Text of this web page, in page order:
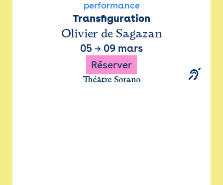
performance
Transfiguration
Olivier de Sagazan
05 → 09 mars
Réserver
Théâtre Sorano